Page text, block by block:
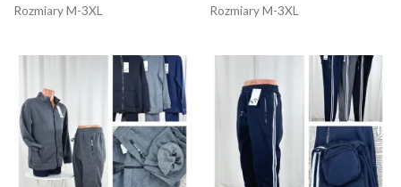
Rozmiary M-3XL
Rozmiary M-3XL